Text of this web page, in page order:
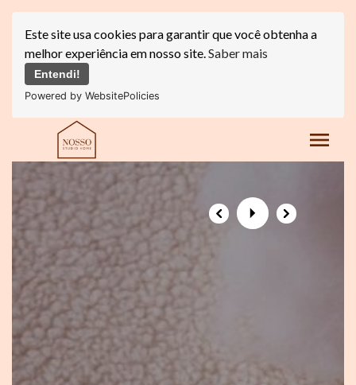
Este site usa cookies para garantir que você obtenha a
melhor experiência em nosso site.Saber mais
Entendi!
Powered by WebsitePolicies
menu